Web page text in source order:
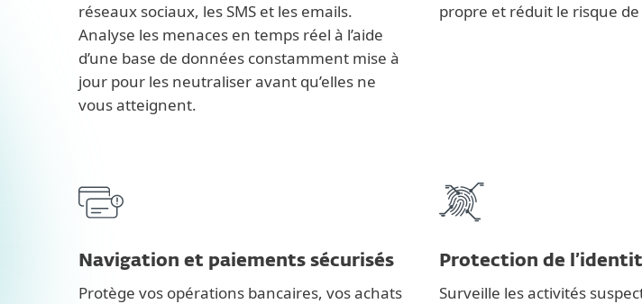
réseaux sociaux, les SMS et les emails.
Analyse les menaces en temps réel à l’aide
d’une base de données constamment mise à
jour pour les neutraliser avant qu’elles ne
vous atteignent.
propre et réduit le risque
Navigation et paiements sécurisés
Protège vos opérations bancaires, vos achats
Protection de
Surveille les activités